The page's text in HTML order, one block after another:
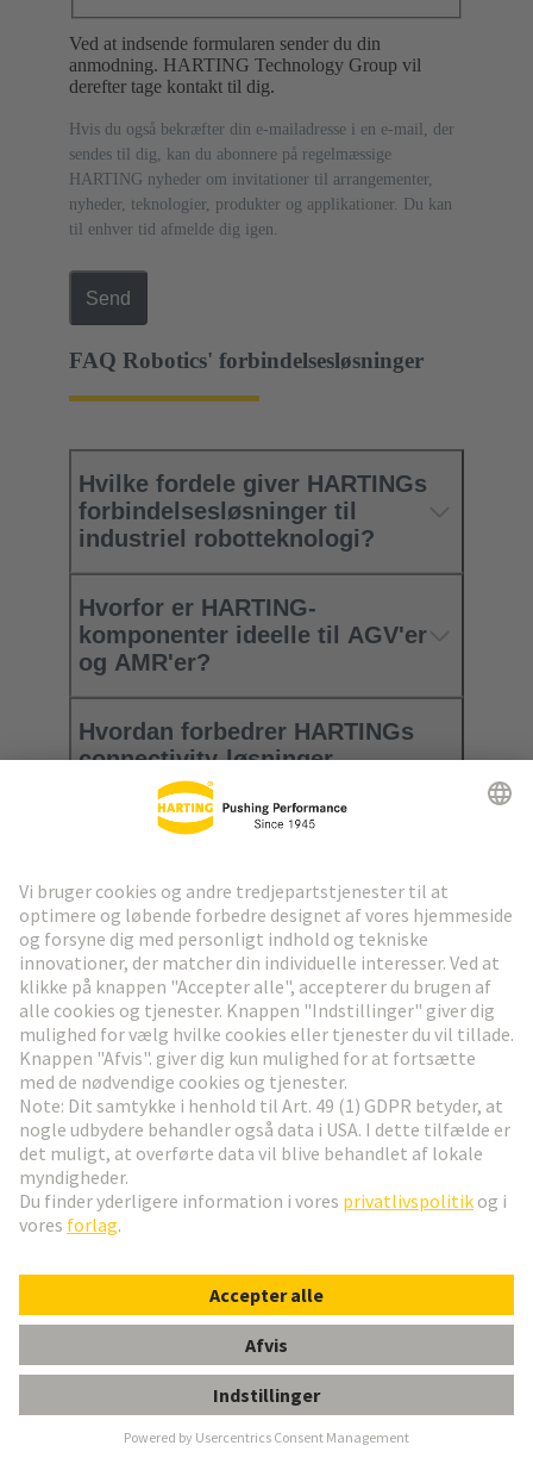
Ved at indsende formularen sender du din
anmodning. HARTING Technology Group vil
derefter tage kontakt til dig.
Hvis du også bekræfter din e-mailadresse i en e-mail, der
sendes til dig, kan du abonnere på regelmæssige
HARTING nyheder om invitationer til arrangementer,
nyheder, teknologier, produkter og applikationer. Du kan
til enhver tid afmelde dig igen.
Send
FAQ Robotics' forbindelsesløsninger
Hvilke fordele giver HARTINGs
forbindelsesløsninger til
industriel robotteknologi?
Hvorfor er HARTING-
komponenter ideelle til AGV'er
og AMR'er?
Hvordan forbedrer HARTINGs
connectivity-løsninger
monteringsrobotternes
ydeevne?
Hvilke typer konnektorer
leverer HARTING til
robotapplikationer?
Hvad gør HARTING-løsninger
særligt pålidelige i dynamiske
robotmiljøer?
Hvordan kan jeg kontakte
HARTING?
Gå til toppen